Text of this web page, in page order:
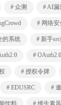
# 众测 # AI漏
# 网络
的系统 # 新手
#
# 授权令牌
# EDUSRC #
饮料 # 维生素